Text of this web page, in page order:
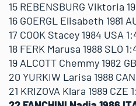
15 REBENSBURG Viktoria
16 GOERGL Elisabeth 1981
17 COOK Stacey 1984 USA
18 FERK Marusa 1988 SLO
19 ALCOTT Chemmy 1982
20 YURKIW Larisa 1988
21 KRIZOVA Klara 1989 CZE